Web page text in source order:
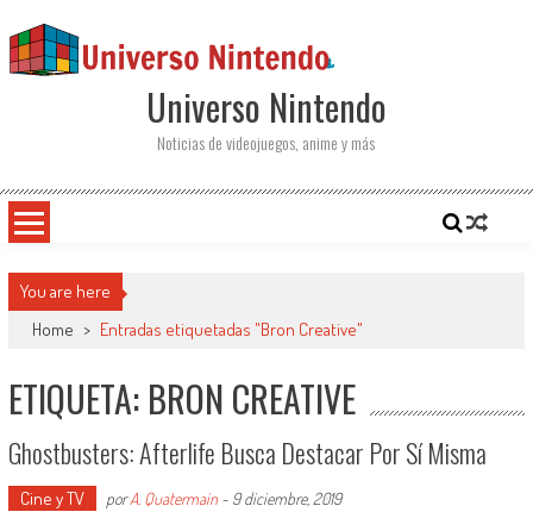
Universo Nintendo
Noticias de videojuegos, anime y más
You are here
Home > Entradas etiquetadas "Bron Creative"
ETIQUETA: BRON CREATIVE
Ghostbusters: Afterlife Busca Destacar Por Sí Misma
Cine y TV porA. Quatermain- 9 diciembre, 2019